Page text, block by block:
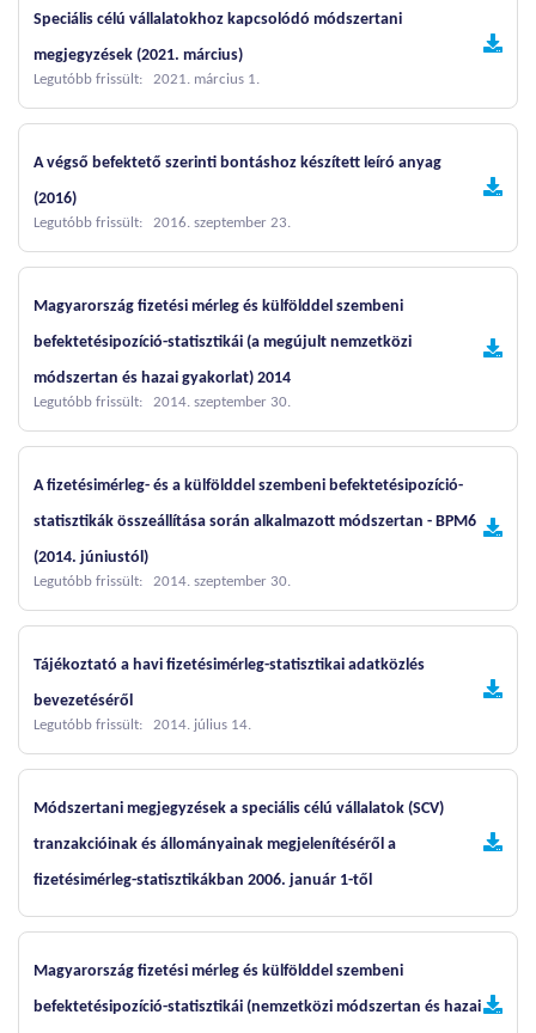
Speciális célú vállalatokhoz kapcsolódó módszertani
megjegyzések (2021. március)
Legutóbb frissült: 2021. március 1.
A végső befektető szerinti bontáshoz készített leíró anyag
(2016)
Legutóbb frissült: 2016. szeptember 23.
Magyarország fizetési mérleg és külfölddel szembeni
befektetésipozíció-statisztikái (a megújult nemzetközi
módszertan és hazai gyakorlat) 2014
Legutóbb frissült: 2014. szeptember 30.
A fizetésimérleg- és a külfölddel szembeni befektetésipozíció-
statisztikák összeállítása során alkalmazott módszertan - BPM6
(2014. júniustól)
Legutóbb frissült: 2014. szeptember 30.
Tájékoztató a havi fizetésimérleg-statisztikai adatközlés
bevezetéséről
Legutóbb frissült: 2014. július 14.
Módszertani megjegyzések a speciális célú vállalatok (SCV)
tranzakcióinak és állományainak megjelenítéséről a
fizetésimérleg-statisztikákban 2006. január 1-től
Magyarország fizetési mérleg és külfölddel szembeni
befektetésipozíció-statisztikái (nemzetközi módszertan és hazai